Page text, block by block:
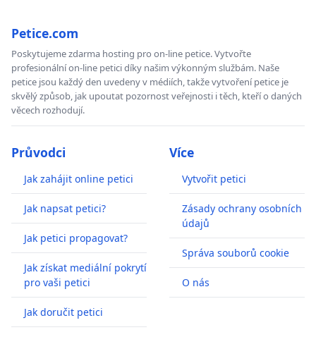
Petice.com
Poskytujeme zdarma hosting pro on-line petice. Vytvořte
profesionální on-line petici díky našim výkonným službám. Naše
petice jsou každý den uvedeny v médiích, takže vytvoření petice je
skvělý způsob, jak upoutat pozornost veřejnosti i těch, kteří o daných
věcech rozhodují.
Průvodci
Jak zahájit online petici
Jak napsat petici?
Jak petici propagovat?
Jak získat mediální pokrytí
pro vaši petici
Jak doručit petici
Více
Vytvořit petici
Zásady ochrany osobních
údajů
Správa souborů cookie
O nás